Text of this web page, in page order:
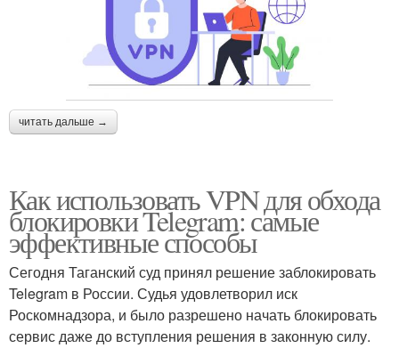
читать дальше →
Как использовать VPN для обхода
блокировки Telegram: самые
эффективные способы
Сегодня Таганский суд принял решение заблокировать
Telegram в России. Судья удовлетворил иск
Роскомнадзора, и было разрешено начать блокировать
сервис даже до вступления решения в законную силу.